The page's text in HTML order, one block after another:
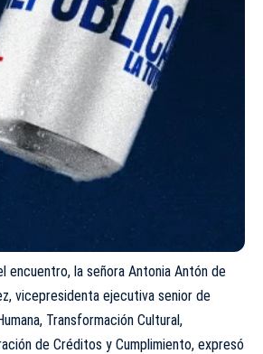
encuentro, la señora Antonia Antón de
vicepresidenta ejecutiva senior de
Transformación Cultural,
de Créditos y Cumplimiento, expresó